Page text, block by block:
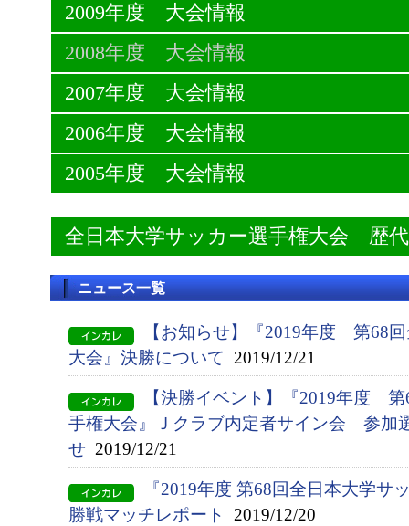
2009年度 大会情報
2008年度 大会情報
2007年度 大会情報
2006年度 大会情報
2005年度 大会情報
全日本大学サッカー選手権大会 歴
ニュース一覧
【お知らせ】『2019年度 第68
大会』決勝について 2019/12/21
【決勝イベント】『2019年度
手権大会』Ｊクラブ内定者サイン会 参加
せ 2019/12/21
『2019年度 第68回全日本大学サ
勝戦マッチレポート
2019/12/20